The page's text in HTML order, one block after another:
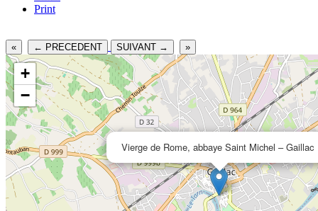
Print
« ← PRECEDENT SUIVANT → »
Vierge de Rome, abbaye Saint Michel – Gaillac
+
−